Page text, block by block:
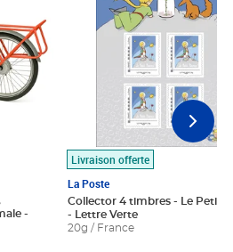
Livraison offerte
La Poste
Collector 4 timbres - Le Petit
- Lettre Verte
20g / France